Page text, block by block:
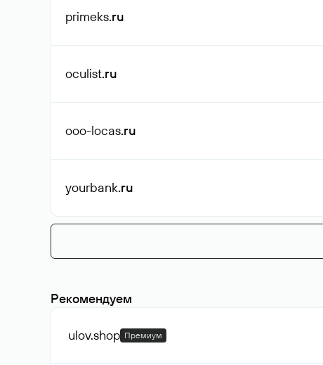
primeks.ru
oculist.ru
ooo-locas.ru
yourbank.ru
Рекомендуем
ulov.shop Премиум